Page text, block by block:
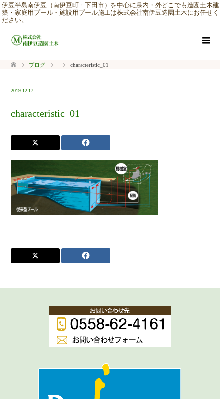
伊豆半島南伊豆（南伊豆町・下田市）を中心に県内・外どこでも造園土木建
築・家庭用プール・施設用プール施工は株式会社南伊豆造園土木にお任せく
ださい。
ブログ characteristic_01
2019.12.17
characteristic_01